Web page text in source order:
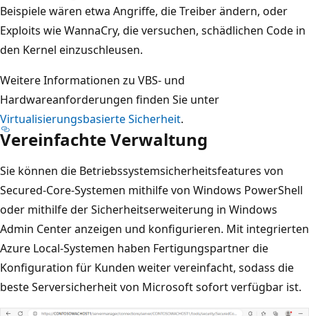
Beispiele wären etwa Angriffe, die Treiber ändern, oder
Exploits wie WannaCry, die versuchen, schädlichen Code in
den Kernel einzuschleusen.
Weitere Informationen zu VBS- und
Hardwareanforderungen finden Sie unter
Virtualisierungsbasierte Sicherheit.
Vereinfachte Verwaltung
Sie können die Betriebssystemsicherheitsfeatures von
Secured-Core-Systemen mithilfe von Windows PowerShell
oder mithilfe der Sicherheitserweiterung in Windows
Admin Center anzeigen und konfigurieren. Mit integrierten
Azure Local-Systemen haben Fertigungspartner die
Konfiguration für Kunden weiter vereinfacht, sodass die
beste Serversicherheit von Microsoft sofort verfügbar ist.